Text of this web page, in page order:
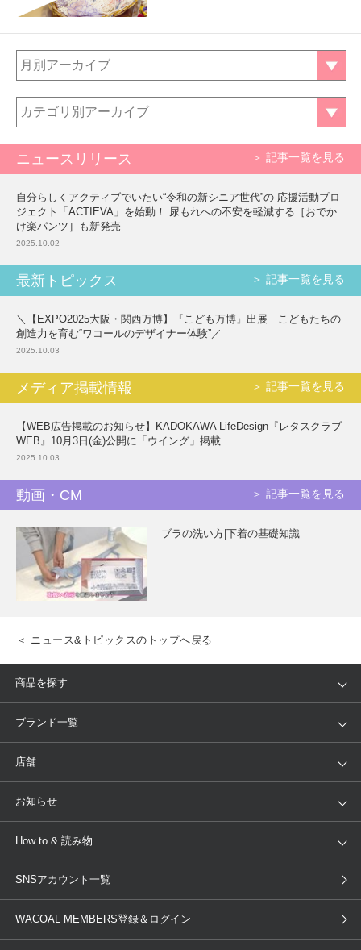
月別アーカイブ
カテゴリ別アーカイブ
ニュースリリース ＞ 記事一覧を見る
自分らしくアクティブでいたい“令和の新シニア世代”の 応援活動プロ
ジェクト「ACTIEVA」を始動！ 尿もれへの不安を軽減する［おでか
け楽パンツ］も新発売
2025.10.02
最新トピックス ＞ 記事一覧を見る
＼【EXPO2025大阪・関西万博】『こども万博』出展 こどもたちの
創造力を育む“ワコールのデザイナー体験”／
2025.10.03
メディア掲載情報 ＞ 記事一覧を見る
【WEB広告掲載のお知らせ】KADOKAWA LifeDesign『レタスクラブ
WEB』10月3日(金)公開に「ウイング」掲載
2025.10.03
動画・CM ＞ 記事一覧を見る
ブラの洗い方|下着の基礎知識
＜ ニュース&トピックスのトップへ戻る
商品を探す
アイテム
トピックス
ブランド一覧
WACOAL
AMPHI une nana cool
OUR WACOAL
WACOAL Remamma
店舗
店舗を探す
ブラ無料診断
3Dボディスキャン
お知らせ
新着情報
商品回収
How to & 読み物
下着の基礎知識
ブラパン ワコールスタイル
SNSアカウント一覧
WACOAL MEMBERS登録＆ログイン